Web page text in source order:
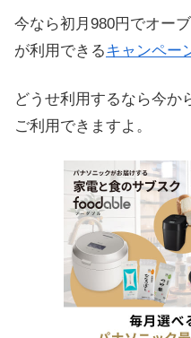
今なら初月980円でオー
が利用できるキャンペー
どうせ利用するなら今か
ご利用できますよ。